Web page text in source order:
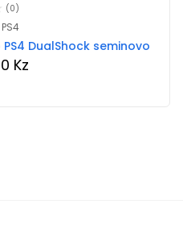
(0)
DualShock seminovo
Kz